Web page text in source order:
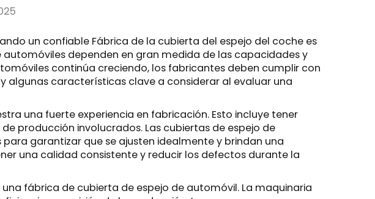
un confiable Fábrica de la cubierta del espejo del coche es
dependen en gran medida de las capacidades y
continúa creciendo, los fabricantes deben cumplir con
algunas características clave a considerar al evaluar una
una fuerte experiencia en fabricación. Esto incluye tener
producción involucrados. Las cubiertas de espejo de
garantizar que se ajusten idealmente y brindan una
una calidad consistente y reducir los defectos durante la
fábrica de cubierta de espejo de automóvil. La maquinaria